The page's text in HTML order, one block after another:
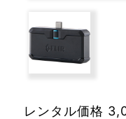
レンタル価格